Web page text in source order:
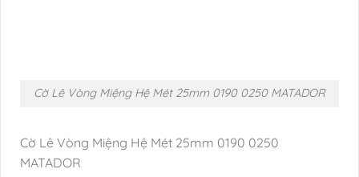
Cờ Lê Vòng Miệng Hệ Mét 25mm 0190 0250 MATADOR
Cờ Lê Vòng Miệng Hệ Mét 25mm 0190 0250
MATADOR